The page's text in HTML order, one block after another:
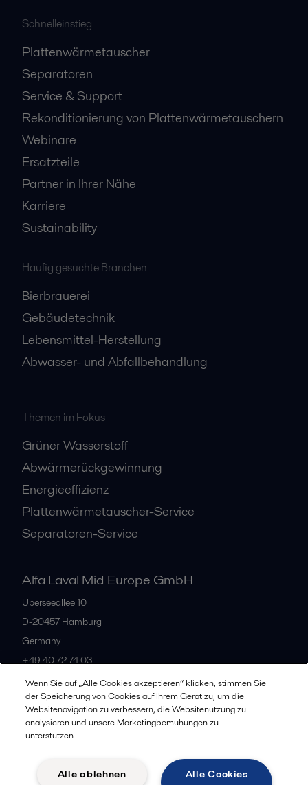
Schnelleinstieg
Plattenwärmetauscher
Separatoren
Service & Support
Rekonditionierung von Plattenwärmetauschern
Webinare
Ersatzteile
Partner in Ihrer Nähe
Karriere
Sustainability
Häufig gesuchte Branchen
Bierbrauerei
Gebäudetechnik
Lebensmittel-Herstellung
Abwasser- und Abfallbehandlung
Themen im Fokus
Grüner Wasserstoff
Abwärmerückgewinnung
Energieeffizienz
Plattenwärmetauscher-Service
Separatoren-Service
Alfa Laval Mid Europe GmbH
Überseeallee 10
D-20457 Hamburg
Germany
+49 40 72 74 03
Alle Büros
Cookie-Richtlinien
Impressum
Legal terms and conditions
Wenn Sie auf „Alle Cookies akzeptieren“ klicken, stimmen Sie
der Speicherung von Cookies auf Ihrem Gerät zu, um die
Websitenavigation zu verbessern, die Websitenutzung zu
analysieren und unsere Marketingbemühungen zu
unterstützen.
Alle Cookies
Alle ablehnen